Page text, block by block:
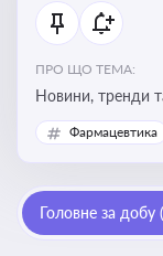
ПРО ЩО ТЕМА:
Новини, тренди
стоматологічних
технологій та стратегій для покращення
Фармацевтика
Головне за добу